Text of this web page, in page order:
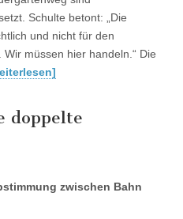
Schulte betont: „Die
und nicht für den
müssen hier handeln.“ Die
doppelte
zwischen Bahn